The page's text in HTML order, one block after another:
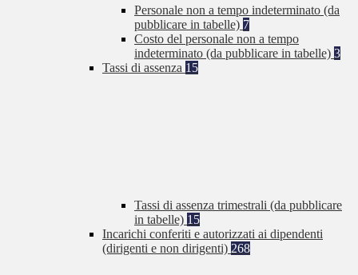
Personale non a tempo indeterminato (da
pubblicare in tabelle) 7
Costo del personale non a tempo
indeterminato (da pubblicare in tabelle) 3
Tassi di assenza 15
Tassi di assenza trimestrali (da pubblicare
in tabelle) 15
Incarichi conferiti e autorizzati ai dipendenti
(dirigenti e non dirigenti) 268